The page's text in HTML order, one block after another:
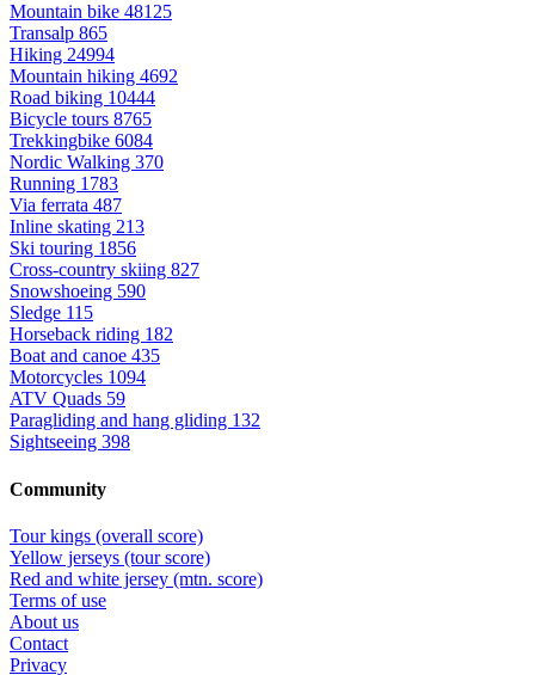
Mountain bike 48125
Transalp 865
Hiking 24994
Mountain hiking 4692
Road biking 10444
Bicycle tours 8765
Trekkingbike 6084
Nordic Walking 370
Running 1783
Via ferrata 487
Inline skating 213
Ski touring 1856
Cross-country skiing 827
Snowshoeing 590
Sledge 115
Horseback riding 182
Boat and canoe 435
Motorcycles 1094
ATV Quads 59
Paragliding and hang gliding 132
Sightseeing 398
Community
Tour kings (overall score)
Yellow jerseys (tour score)
Red and white jersey (mtn. score)
Terms of use
About us
Contact
Privacy